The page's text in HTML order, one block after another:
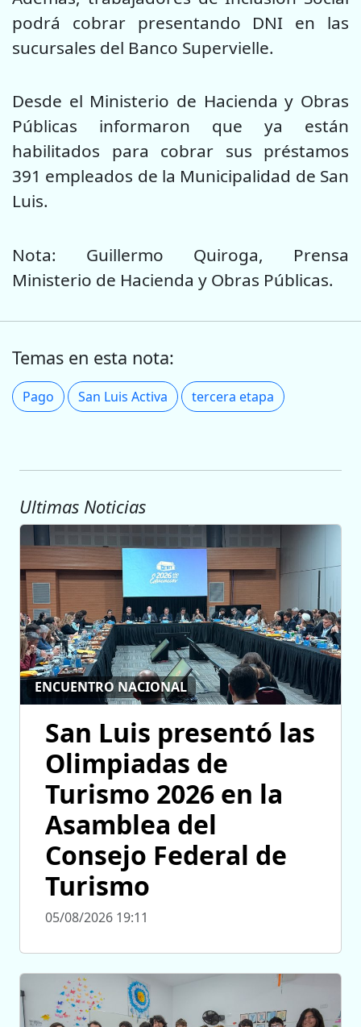
podrá cobrar presentando DNI en las
sucursales del Banco Supervielle.
Desde el Ministerio de Hacienda y Obras
Públicas informaron que ya están
habilitados para cobrar sus préstamos
391 empleados de la Municipalidad de San
Luis.
Nota: Guillermo Quiroga, Prensa
Ministerio de Hacienda y Obras Públicas.
Temas en esta nota:
Pago San Luis Activa tercera etapa
Ultimas Noticias
ENCUENTRO NACIONAL
San Luis presentó las
Olimpiadas de
Turismo 2026 en la
Asamblea del
Consejo Federal de
Turismo
05/08/2026 19:11